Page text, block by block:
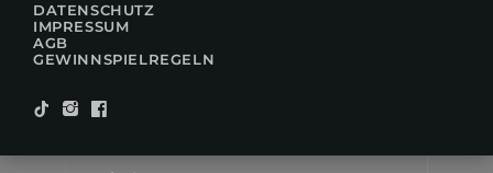
DATENSCHUTZ
IMPRESSUM
AGB
GEWINNSPIELREGELN